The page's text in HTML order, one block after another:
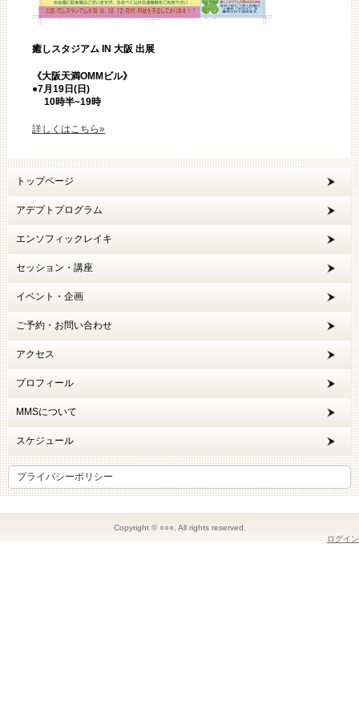
癒しスタジアム IN 大阪 出展
《大阪天満OMMビル》
●7月19日(日)
10時半~19時
詳しくはこちら»
トップページ
アデプトプログラム
エンソフィックレイキ
セッション・講座
イベント・企画
ご予約・お問い合わせ
アクセス
プロフィール
MMSについて
スケジュール
プライバシーポリシー
Copyright © ○○○, All rights reserved.
ログイン